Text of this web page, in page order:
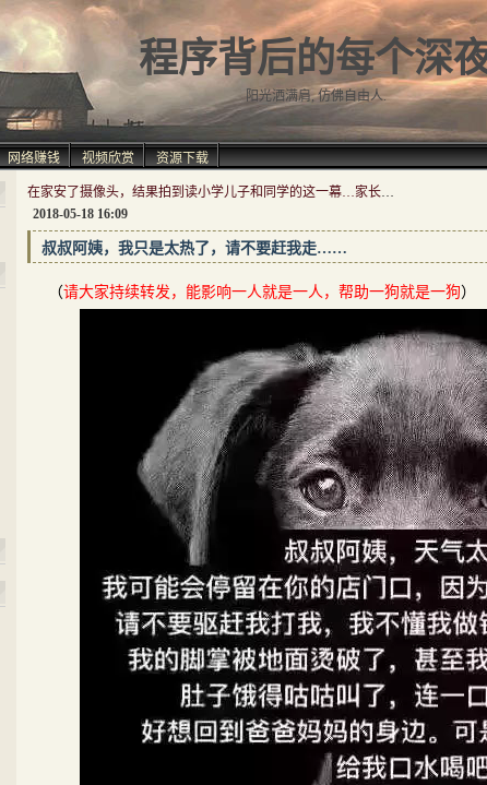
程序背后的每个深
阳光洒满肩, 仿佛自由人.
网络赚钱 视频欣赏 资源下载
在家安了摄像头，结果拍到读小学儿子和同学的这一幕…家长：很担心！
2018-05-18 16:09
叔叔阿姨，我只是太热了，请不要赶我走……
（请大家持续转发，能影响一人就是一人，帮助一狗就是一狗）